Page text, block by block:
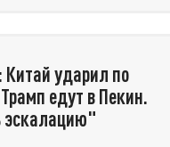
ударил по
едут в Пекин.